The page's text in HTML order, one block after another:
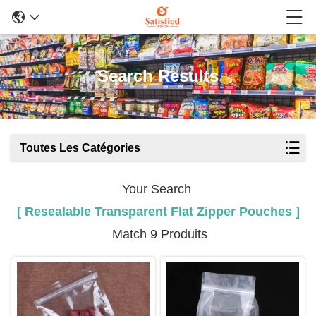
Search Results
Toutes Les Catégories
Your Search
[ Resealable Transparent Flat Zipper Pouches ]
Match 9 Produits